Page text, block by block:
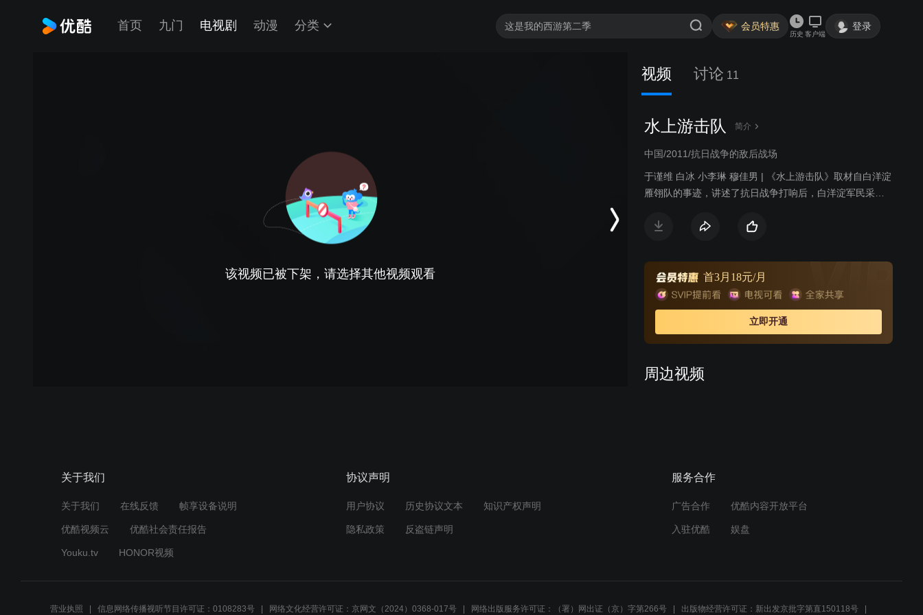
首页 九门 电视剧 动漫 分类 会员特惠
历史 客户端
登录
该视频已被下架，请选择其他视频观看
视频 讨论 11
水上游击队 简介
中国/2011/抗日战争的敌后战场
于谨维 白冰 小李琳 穆佳男 | 《水上游击队》取材自白洋淀
雁翎队的事迹，讲述了抗日战争打响后，白洋淀军民采用
首3月18元/月
立即开通
周边视频
01:58
关于我们
关于我们 在线反馈 帧享设备说明
优酷视频云 优酷社会责任报告
Youku.tv HONOR视频
协议声明
用户协议 历史协议文本 知识产权声明
隐私政策 反盗链声明
服务合作
广告合作 优酷内容开放平台
入驻优酷 娱盘
营业执照 信息网络传播视听节目许可证：0108283号 网络文化经营许可证：京网文（2024）0368-017号 网络出版服务许可证：（署）网出证（京）字第266号 出版物经营许可证：新出发京批字第直150118号